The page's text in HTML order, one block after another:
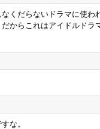
くだらないドラマに使わ
からこれはアイドルドラ
な。